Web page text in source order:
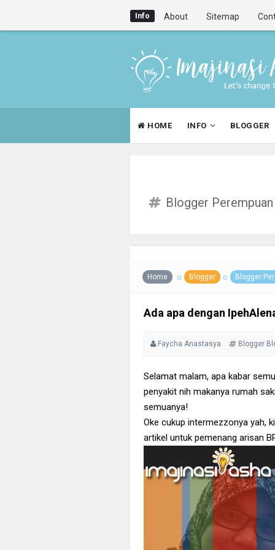
Info About Sitemap
HOME INFO BLOGGER
Blogger Perempuan
Home Blogger Blogger
Ada apa dengan
Faycha Anastasya Blogger
Selamat malam, apa kabar
penyakit nih makanya rumah
semuanya!
Oke cukup intermezzonya yah,
artikel untuk pemenang arisan